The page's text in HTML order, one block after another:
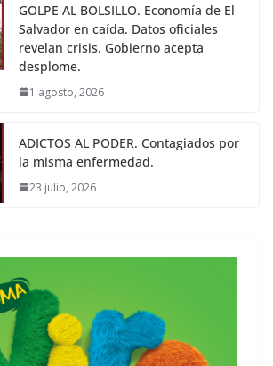
GOLPE AL BOLSILLO. Economía de El
Salvador en caída. Datos oficiales
revelan crisis. Gobierno acepta
desplome.
1 agosto, 2026
ADICTOS AL PODER. Contagiados por
la misma enfermedad.
23 julio, 2026